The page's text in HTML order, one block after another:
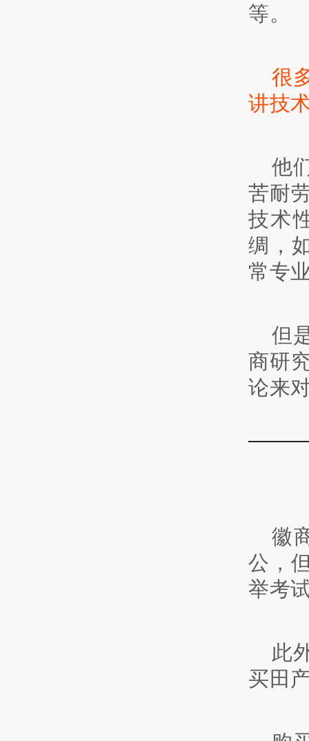
等。
很
讲技
他
苦耐
技术
绸，
常专
但
商研
论来
徽
公，
举考
此
买田